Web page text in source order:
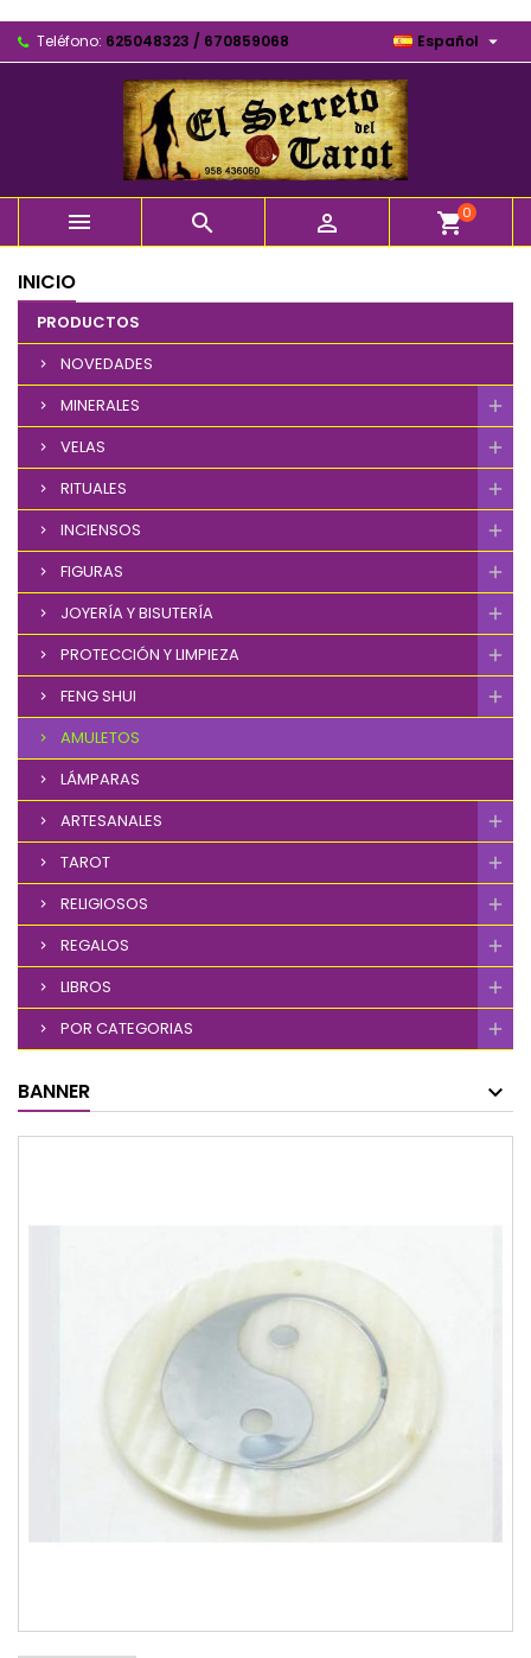
Teléfono: 625048323 / 670859068 Español 
   shopping_cart0
INICIO
PRODUCTOS
NOVEDADES
MINERALES
VELAS
RITUALES
INCIENSOS
FIGURAS
JOYERÍA Y BISUTERÍA
PROTECCIÓN Y LIMPIEZA
FENG SHUI
AMULETOS
LÁMPARAS
ARTESANALES
TAROT
RELIGIOSOS
REGALOS
LIBROS
POR CATEGORIAS
BANNER